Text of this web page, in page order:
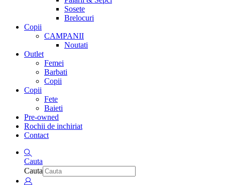
Sosete
Brelocuri
Copii
CAMPANII
Noutati
Outlet
Femei
Barbati
Copii
Copii
Fete
Baieti
Pre-owned
Rochii de inchiriat
Contact
Cauta
Cauta